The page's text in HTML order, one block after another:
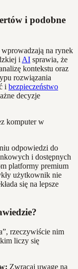
i podobne
wprowadzają na rynek
i AI sprawia, że
kontekstu oraz
rozwiązania
i bezpieczeństwo
decyzje
odpowiedzi do
i dostępnych
platformy premium
użytkownik nie
się na lepsze
rzeczywiście nim
liczy się
Zwracaj uwagę na